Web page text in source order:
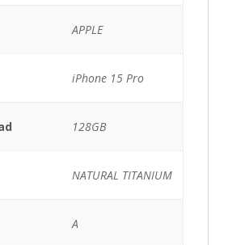
APPLE
iPhone 15 Pro
128GB
NATURAL TITANIUM
A